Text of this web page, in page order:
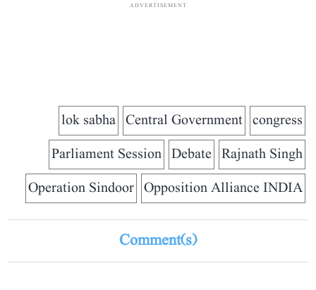
ADVERTISEMENT
congress
Central Government
lok sabha
Rajnath Singh
Debate
Parliament Session
Opposition Alliance INDIA
Operation Sindoor
Comment(s)